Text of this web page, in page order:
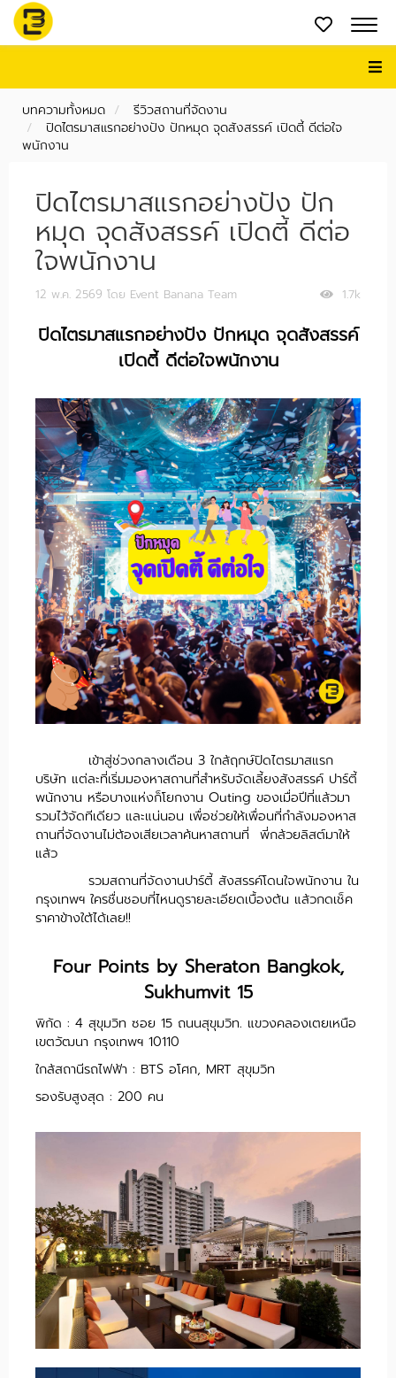
บทความทั้งหมด
รีวิวสถานที่จัดงาน
ปิดไตรมาสแรกอย่างปัง ปักหมุด จุดสังสรรค์ เปิดตี้ ดีต่อใจ
พนักงาน
ปิดไตรมาสแรกอย่างปัง ปัก
หมุด จุดสังสรรค์ เปิดตี้ ดีต่อ
ใจพนักงาน
1.7k
12 พ.ค. 2569 โดย Event Banana Team
ปิดไตรมาสแรกอย่างปัง ปักหมุด จุดสังสรรค์
เปิดตี้ ดีต่อใจพนักงาน
เข้าสู่ช่วงกลางเดือน 3 ใกล้ฤกษ์ปิดไตรมาสแรก
บริษัท แต่ละที่เริ่มมองหาสถานที่สำหรับจัดเลี้ยงสังสรรค์ ปาร์ตี้
พนักงาน หรือบางแห่งก็โยกงาน Outing ของเมื่อปีที่แล้วมา
รวมไว้จัดทีเดียว และแน่นอน เพื่อช่วยให้เพื่อนที่กำลังมองหาส
ถานที่จัดงานไม่ต้องเสียเวลาค้นหาสถานที่ พี่กล้วยลิสต์มาให้
แล้ว
รวมสถานที่จัดงานปาร์ตี้ สังสรรค์โดนใจพนักงาน ใน
กรุงเทพฯ ใครชื่นชอบที่ไหนดูรายละเอียดเบื้องต้น แล้วกดเช็ค
ราคาข้างใต้ได้เลย!!
Four Points by Sheraton Bangkok,
Sukhumvit 15
พิกัด : 4 สุขุมวิท ซอย 15 ถนนสุขุมวิท. แขวงคลองเตยเหนือ
เขตวัฒนา กรุงเทพฯ 10110
ใกล้สถานีรถไฟฟ้า : BTS อโศก, MRT สุขุมวิท
รองรับสูงสุด : 200 คน